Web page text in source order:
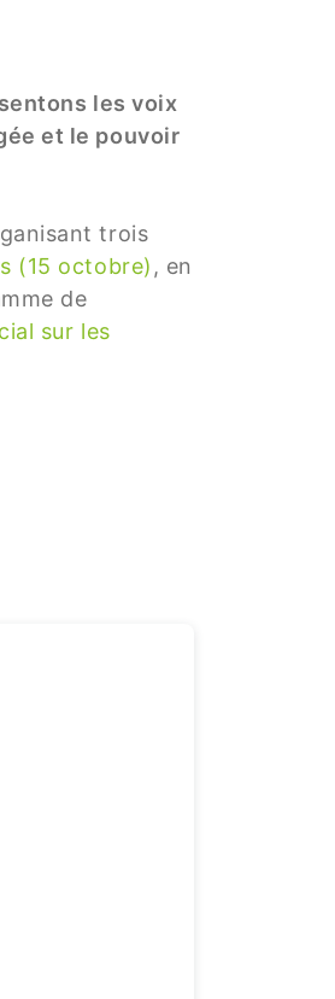
les voix
et le pouvoir
trois
(15 octobre), en
de
sur les